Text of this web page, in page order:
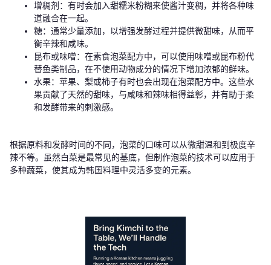
增稠剂：有时会加入甜糯米粉糊来使酱汁变稠，并将各种味
道融合在一起。
糖：通常少量添加，以增强发酵过程并提供微甜味，从而平
衡辛辣和咸味。
昆布或味噌：在素食泡菜配方中，可以使用味噌或昆布粉代
替鱼类制品，在不使用动物成分的情况下增加浓郁的鲜味。
水果：苹果、梨或柿子有时也会出现在泡菜配方中。这些水
果贡献了天然的甜味，与咸味和辣味相得益彰，并有助于柔
和发酵带来的刺激感。
根据原料和发酵时间的不同，泡菜的口味可以从微甜温和到极度辛
辣不等。虽然白菜是最常见的基底，但制作泡菜的技术可以应用于
多种蔬菜，使其成为韩国料理中灵活多变的元素。